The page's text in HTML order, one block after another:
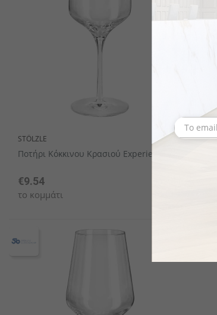
STÖLZLE
Ποτήρι Κόκκινου Κρασιού Experience
€9.54
το κομμάτι